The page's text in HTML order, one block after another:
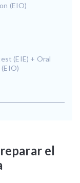
(EIO)
(EIE) + Oral
el